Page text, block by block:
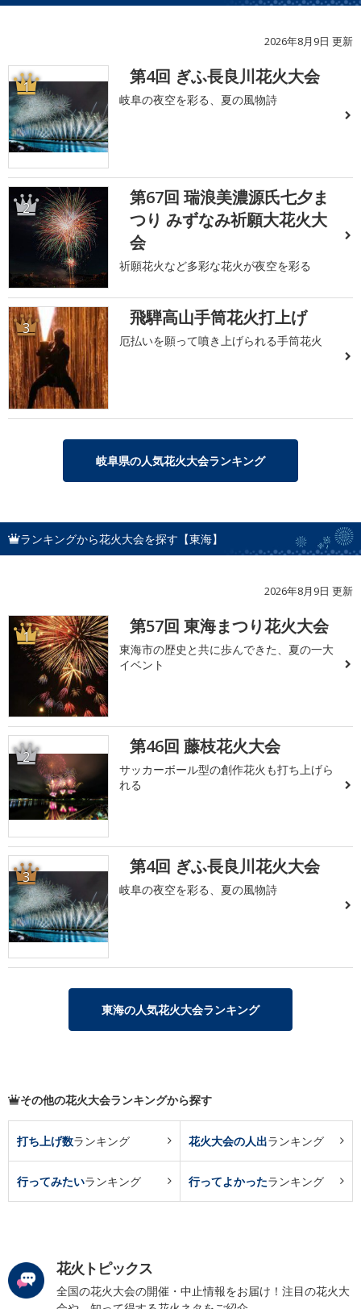
2026年8月9日 更新
1 第4回 ぎふ長良川花火大会
岐阜の夜空を彩る、夏の風物詩
2
第67回 瑞浪美濃源氏七夕ま
つり みずなみ祈願大花火大
会
祈願花火など多彩な花火が夜空を彩る
3 飛騨高山手筒花火打上げ
厄払いを願って噴き上げられる手筒花火
岐阜県の人気花火大会ランキング
ランキングから花火大会を探す【東海】
2026年8月9日 更新
1 第57回 東海まつり花火大会
東海市の歴史と共に歩んできた、夏の一大
イベント
2 第46回 藤枝花火大会
サッカーボール型の創作花火も打ち上げら
れる
3 第4回 ぎふ長良川花火大会
岐阜の夜空を彩る、夏の風物詩
東海の人気花火大会ランキング
その他の花火大会ランキングから探す
打ち上げ数ランキング 花火大会の人出ランキング
行ってみたいランキング 行ってよかったランキング
花火トピックス
全国の花火大会の開催・中止情報をお届け！注目の花火大